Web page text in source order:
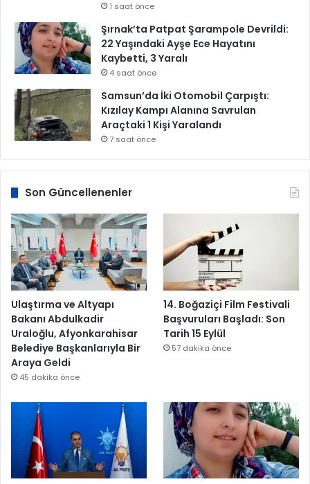
1 saat önce
Şırnak’ta Patpat Şarampole Devrildi:
22 Yaşındaki Ayşe Ece Hayatını
Kaybetti, 3 Yaralı
4 saat önce
Samsun’da İki Otomobil Çarpıştı:
Kızılay Kampı Alanına Savrulan
Araçtaki 1 Kişi Yaralandı
7 saat önce
Son Güncellenenler
Ulaştırma ve Altyapı
Bakanı Abdulkadir
Uraloğlu, Afyonkarahisar
Belediye Başkanlarıyla Bir
Araya Geldi
45 dakika önce
14. Boğaziçi Film Festivali
Başvuruları Başladı: Son
Tarih 15 Eylül
57 dakika önce